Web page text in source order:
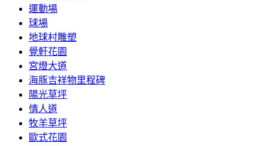
運動場
球場
地球村雕塑
覺軒花園
宮燈大道
海豚吉祥物里程碑
陽光草坪
情人道
牧羊草坪
歐式花園